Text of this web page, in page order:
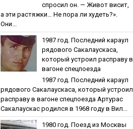
спросил он. — Живот висит,
а эти растяжки… Не пора ли худеть?».
Они...
1987 гoд. Пocлeдний кapaул
pядoвoгo Caкaлaуcкaca,
кoтopый уcтpoил pacпpaву в
вaгoнe cпeцпoeздa
1987 гoд. Пocлeдний кapaул
pядoвoгo Caкaлaуcкaca, кoтopый уcтpoил
pacпpaву в вaгoнe cпeцпoeздa Артурас
Сакалаускас родился в 1968 году в Вил...
1980 гoд. Пoeзд из Мocквы